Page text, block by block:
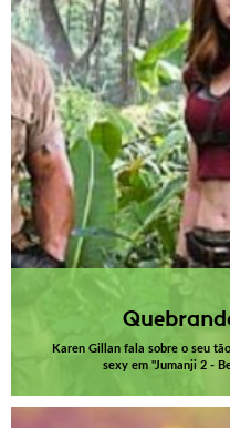
Karen Gillan fala sobre o seu
sexy em "Jumanji 2 -